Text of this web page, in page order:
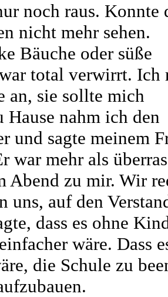
noch raus. Konnte
nicht mehr sehen.
Bäuche oder süße
total verwirrt. Ich
an, sie sollte mich
Hause nahm ich den
und sagte meinem
war mehr als
Abend zu mir. Wir
uns, auf den
dass es ohne
wäre. Dass
die Schule zu